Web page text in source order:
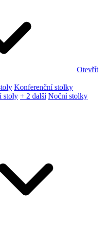
Otevřít
Konferenční stolky
stoly + 2 další Noční stolky